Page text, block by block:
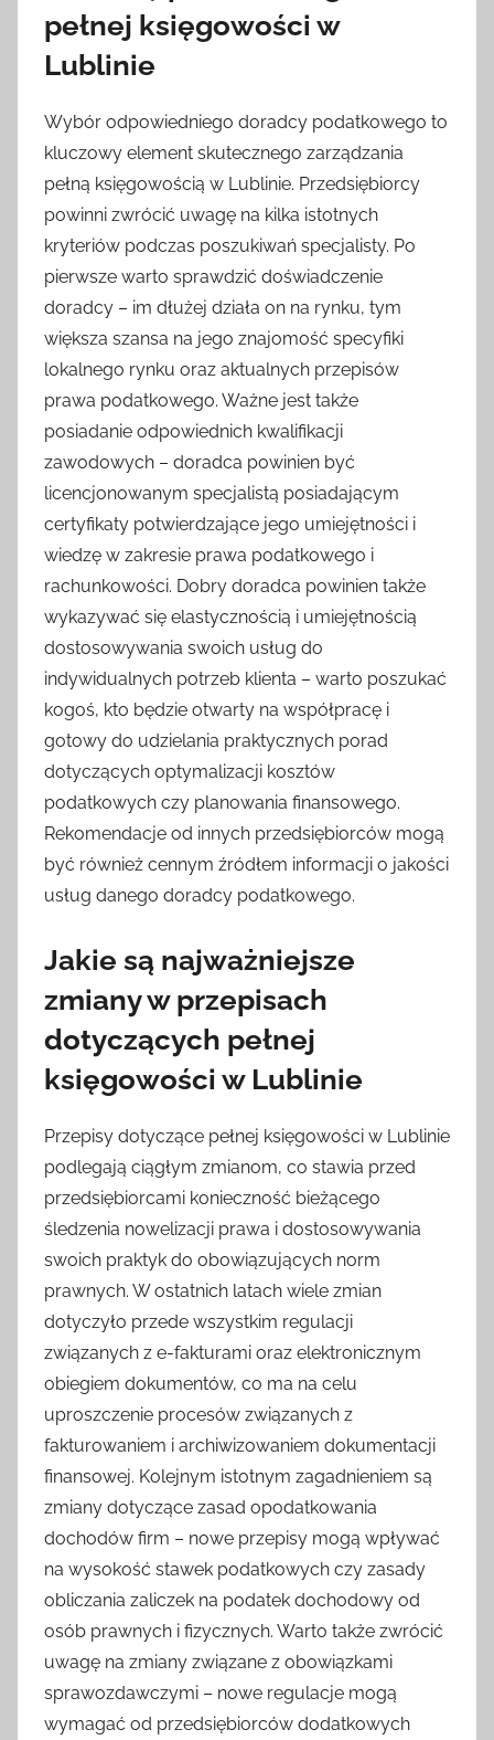
pełnej księgowości w
Lublinie
Wybór odpowiedniego doradcy podatkowego to
kluczowy element skutecznego zarządzania
pełną księgowością w Lublinie. Przedsiębiorcy
powinni zwrócić uwagę na kilka istotnych
kryteriów podczas poszukiwań specjalisty. Po
pierwsze warto sprawdzić doświadczenie
doradcy – im dłużej działa on na rynku, tym
większa szansa na jego znajomość specyfiki
lokalnego rynku oraz aktualnych przepisów
prawa podatkowego. Ważne jest także
posiadanie odpowiednich kwalifikacji
zawodowych – doradca powinien być
licencjonowanym specjalistą posiadającym
certyfikaty potwierdzające jego umiejętności i
wiedzę w zakresie prawa podatkowego i
rachunkowości. Dobry doradca powinien także
wykazywać się elastycznością i umiejętnością
dostosowywania swoich usług do
indywidualnych potrzeb klienta – warto poszukać
kogoś, kto będzie otwarty na współpracę i
gotowy do udzielania praktycznych porad
dotyczących optymalizacji kosztów
podatkowych czy planowania finansowego.
Rekomendacje od innych przedsiębiorców mogą
być również cennym źródłem informacji o jakości
usług danego doradcy podatkowego.
Jakie są najważniejsze
zmiany w przepisach
dotyczących pełnej
księgowości w Lublinie
Przepisy dotyczące pełnej księgowości w Lublinie
podlegają ciągłym zmianom, co stawia przed
przedsiębiorcami konieczność bieżącego
śledzenia nowelizacji prawa i dostosowywania
swoich praktyk do obowiązujących norm
prawnych. W ostatnich latach wiele zmian
dotyczyło przede wszystkim regulacji
związanych z e-fakturami oraz elektronicznym
obiegiem dokumentów, co ma na celu
uproszczenie procesów związanych z
fakturowaniem i archiwizowaniem dokumentacji
finansowej. Kolejnym istotnym zagadnieniem są
zmiany dotyczące zasad opodatkowania
dochodów firm – nowe przepisy mogą wpływać
na wysokość stawek podatkowych czy zasady
obliczania zaliczek na podatek dochodowy od
osób prawnych i fizycznych. Warto także zwrócić
uwagę na zmiany związane z obowiązkami
sprawozdawczymi – nowe regulacje mogą
wymagać od przedsiębiorców dodatkowych